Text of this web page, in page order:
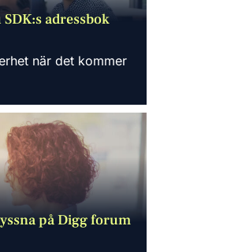
adressbok
när det kommer
på Digg forum